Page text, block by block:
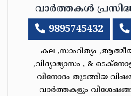
വാർത്തകൾ
9895745432
കല ,സാഹിത്യം
,വിദ്യാഭ്യാസം , &
വിനോദം തുടങ്ങിയ
വാർത്തകളും